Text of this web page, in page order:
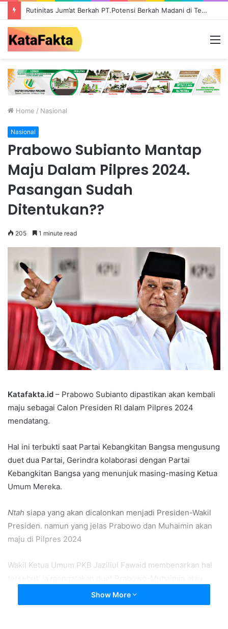
Rutinitas Jum’at Berkah PT.Potensi Berkah Madani di Tebo, Salurkan Bantuan ke Masyarakat
Home / Nasional
Nasional
Prabowo Subianto Mantap
Maju Dalam Pilpres 2024.
Pasangan Sudah
Ditentukan??
205 1 minute read
Katafakta.id – Prabowo Subianto dipastikan akan kembali
maju sebagai Calon Presiden RI dalam Pilpres 2024
mendatang.
Hal ini terbukti saat Partai Kebangkitan Bangsa mengusung
duet dua Partai, Gerindra kolaborasi dengan Partai
Kebangkitan Bangsa yang menunjuk masing-masing Ketua
Umum Mereka.
Ntah siapa yang akan dicalonkan menjadi Presiden-Wakil
Presiden. namun yang jelas Prabowo dan Muhaimin akan
maju di Pilpres 2024
Wakil Ketua Umum PKB Jaziliul Fawaid membenarkan hal
Muhaimin-Prabowo di Pilpres 2024 bisa saja terjadi.
Show More